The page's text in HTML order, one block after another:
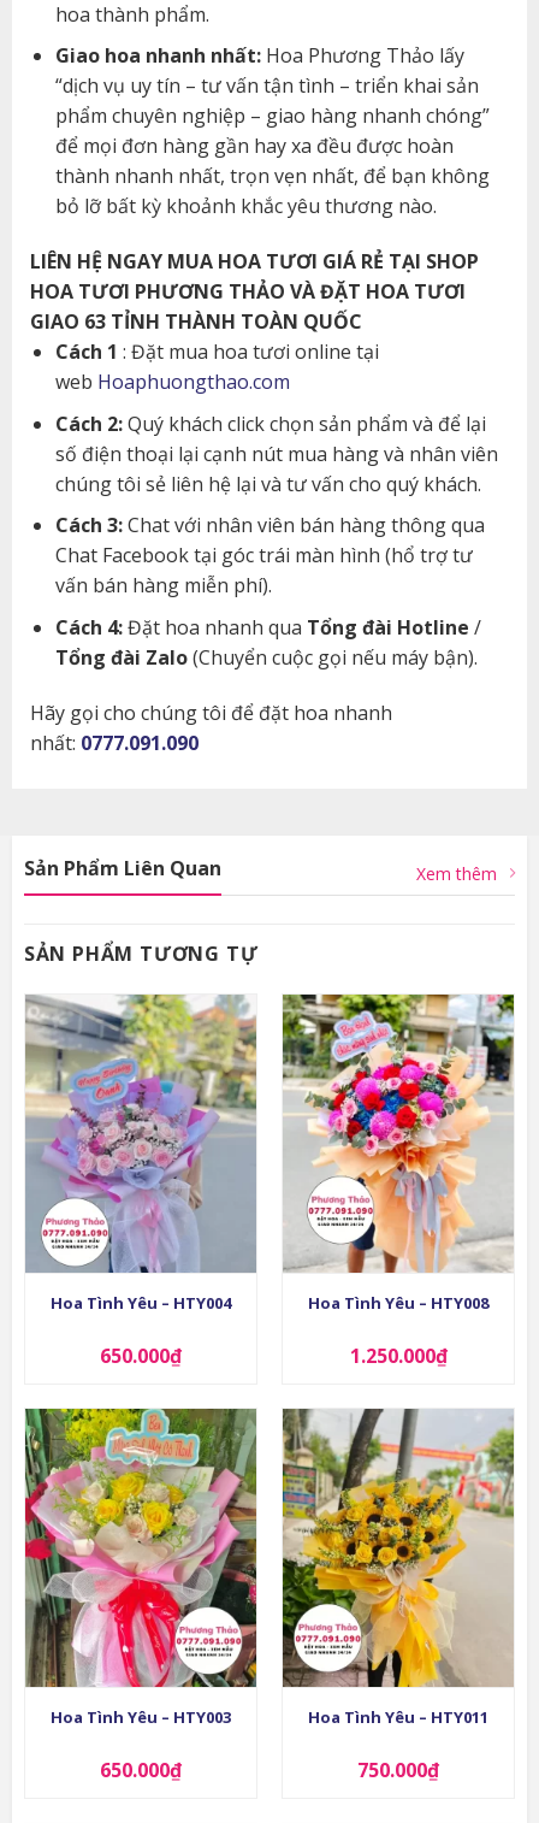
hoa thành phẩm.
Giao hoa nhanh nhất:Hoa Phương Thảo lấy
“dịch vụ uy tín – tư vấn tận tình – triển khai sản
phẩm chuyên nghiệp – giao hàng nhanh chóng”
để mọi đơn hàng gần hay xa đều được hoàn
thành nhanh nhất, trọn vẹn nhất, để bạn không
bỏ lỡ bất kỳ khoảnh khắc yêu thương nào.
LIÊN HỆ NGAY MUA HOA TƯƠI GIÁ RẺ TẠI SHOP
HOA TƯƠI PHƯƠNG THẢO VÀ ĐẶT HOA TƯƠI
GIAO 63 TỈNH THÀNH TOÀN QUỐC
Cách 1 : Đặt mua hoa tươi online tại
web Hoaphuongthao.com
Cách 2:Quý khách click chọn sản phẩm và để lại
số điện thoại lại cạnh nút mua hàng và nhân viên
chúng tôi sẻ liên hệ lại và tư vấn cho quý khách.
Cách 3:Chat với nhân viên bán hàng thông qua
Chat Facebook tại góc trái màn hình (hổ trợ tư
vấn bán hàng miễn phí).
Cách 4:Đặt hoa nhanh qua Tổng đài Hotline /
Tổng đài Zalo(Chuyển cuộc gọi nếu máy bận).
Hãy gọi cho chúng tôi để đặt hoa nhanh
nhất: 0777.091.090
Sản Phẩm Liên Quan Xem thêm
SẢN PHẨM TƯƠNG TỰ
Hoa Tình Yêu – HTY004
650.000₫
Hoa Tình Yêu – HTY008
1.250.000₫
Hoa Tình Yêu – HTY003
650.000₫
Hoa Tình Yêu – HTY011
750.000₫